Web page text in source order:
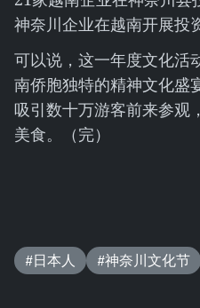
神奈川企业在越南开展投
可以说，这一年度文化活
南侨胞独特的精神文化盛
吸引数十万游客前来参观
美食。（完）
#日本人 #神奈川文化节